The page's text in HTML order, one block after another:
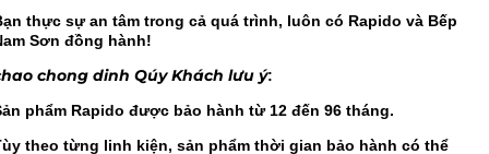
thực sự an tâm trong cả quá trình, luôn có Rapido và Bếp
Sơn đồng hành!
chong dinh Qúy Khách lưu ý:
phẩm Rapido được bảo hành từ 12 đến 96 tháng.
theo từng linh kiện, sản phẩm thời gian bảo hành có thể